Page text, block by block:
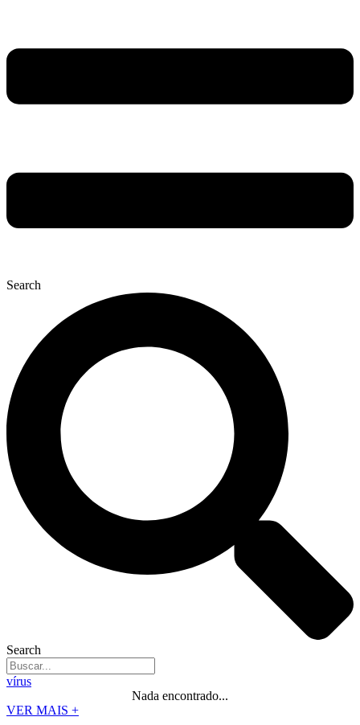
Search
Search
vírus
Nada encontrado...
VER MAIS +